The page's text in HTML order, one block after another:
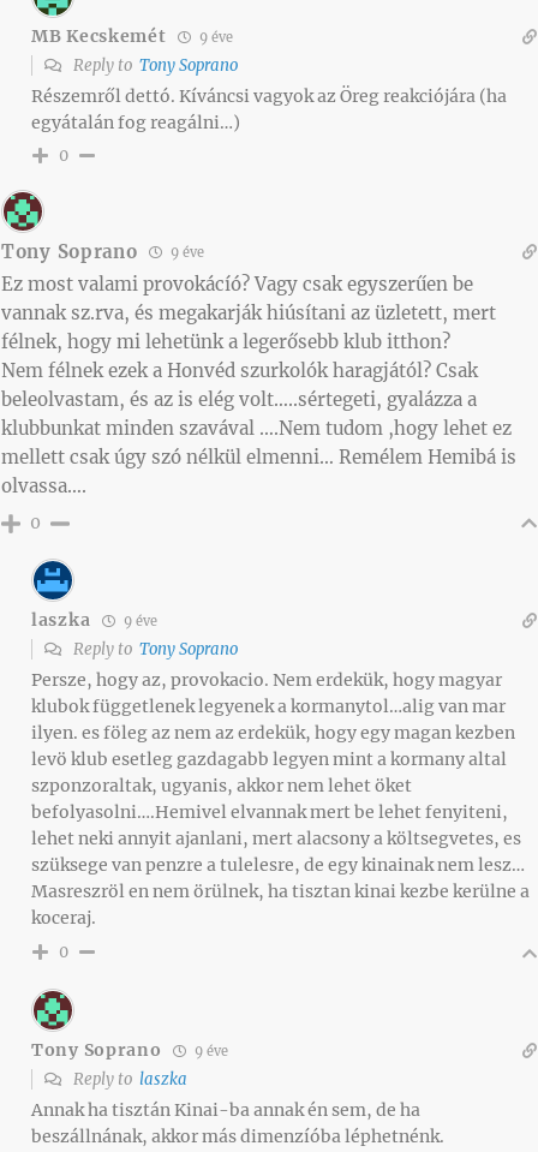
MB Kecskemét 9 éve
Reply to Tony Soprano
Részemről dettó. Kíváncsi vagyok az Öreg reakciójára (ha
egyátalán fog reagálni…)
0
Tony Soprano 9 éve
Ez most valami provokácíó? Vagy csak egyszerűen be
vannak sz.rva, és megakarják hiúsítani az üzletett, mert
félnek, hogy mi lehetünk a legerősebb klub itthon?
Nem félnek ezek a Honvéd szurkolók haragjától? Csak
beleolvastam, és az is elég volt…..sértegeti, gyalázza a
klubbunkat minden szavával ….Nem tudom ,hogy lehet ez
mellett csak úgy szó nélkül elmenni… Remélem Hemibá is
olvassa….
0
laszka 9 éve
Reply to Tony Soprano
Persze, hogy az, provokacio. Nem erdekük, hogy magyar
klubok függetlenek legyenek a kormanytol…alig van mar
ilyen. es föleg az nem az erdekük, hogy egy magan kezben
levö klub esetleg gazdagabb legyen mint a kormany altal
szponzoraltak, ugyanis, akkor nem lehet öket
befolyasolni….Hemivel elvannak mert be lehet fenyiteni,
lehet neki annyit ajanlani, mert alacsony a költsegvetes, es
szüksege van penzre a tulelesre, de egy kinainak nem lesz…
Masreszröl en nem örülnek, ha tisztan kinai kezbe kerülne a
koceraj.
0
Tony Soprano 9 éve
Reply to laszka
Annak ha tisztán Kinai-ba annak én sem, de ha
beszállnának, akkor más dimenzíóba léphetnénk.